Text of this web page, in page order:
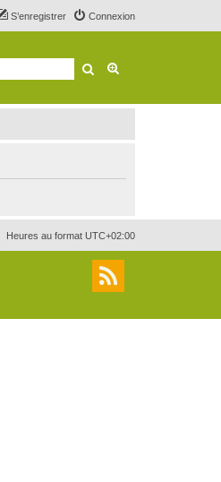
Connexion
S’enregistrer
Rechercher
Heures au format UTC+02:00